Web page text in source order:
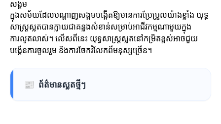
សង្គម
ក្នុងសម័យដែលបណ្តាញសង្គមបង្កើតឱ្យមានការប្រែប្រួលយ៉ាងខ្លាំង យុទ្ធ
សាស្ត្រស្លតបានក្លាយជាគន្លងសំខាន់សម្រាប់អាជីវកម្មណាមួយក្នុង
ការលូតលាស់។ លើសពីនេះ យុទ្ធសាស្ត្រស្លតនៅកម្រិតខ្ពស់អាចជួយ
បង្កើនការចូលរួម និងការចែករំលែកពីមនុស្សច្រើន។
📰 ព័ត៌មានស្លតថ្មីៗ